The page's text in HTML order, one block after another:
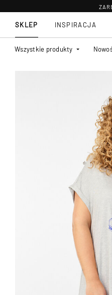
SKLEP
Wszystkie produkty
INSPIRACJA